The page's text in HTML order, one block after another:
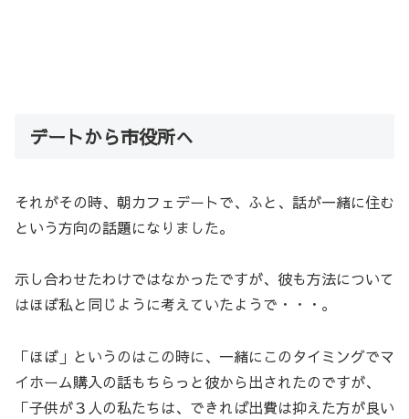
デートから市役所へ
それがその時、朝カフェデートで、ふと、話が一緒に住む
という方向の話題になりました。
示し合わせたわけではなかったですが、彼も方法について
はほぼ私と同じように考えていたようで・・・。
「ほぼ」というのはこの時に、一緒にこのタイミングでマ
イホーム購入の話もちらっと彼から出されたのですが、
「子供が３人の私たちは、できれば出費は抑えた方が良い